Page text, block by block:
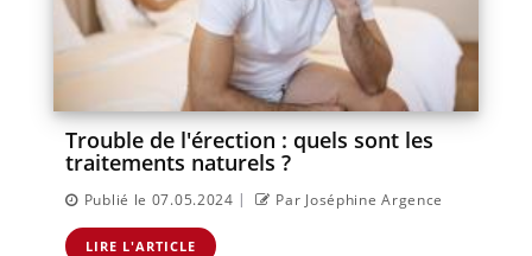
Trouble de l'érection : quels sont les
traitements naturels ?
Publié le 07.05.2024 | Par Joséphine Argence
LIRE L'ARTICLE